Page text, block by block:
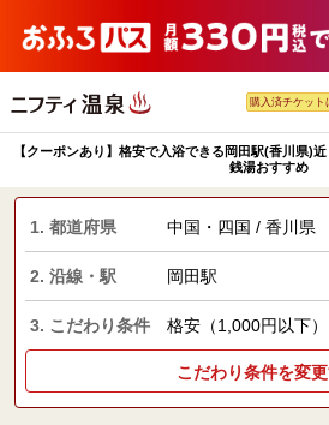
購入済チケット
【クーポンあり】格安で入浴できる岡田駅(香川県)
銭湯おすすめ
1. 都道府県 中国・四国 / 香川県
2. 沿線・駅 岡田駅
3. こだわり条件 格安（1,000円以下）
こだわり条件を変